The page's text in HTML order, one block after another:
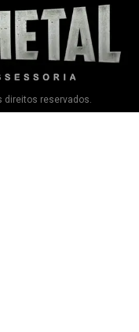
direitos reservados.